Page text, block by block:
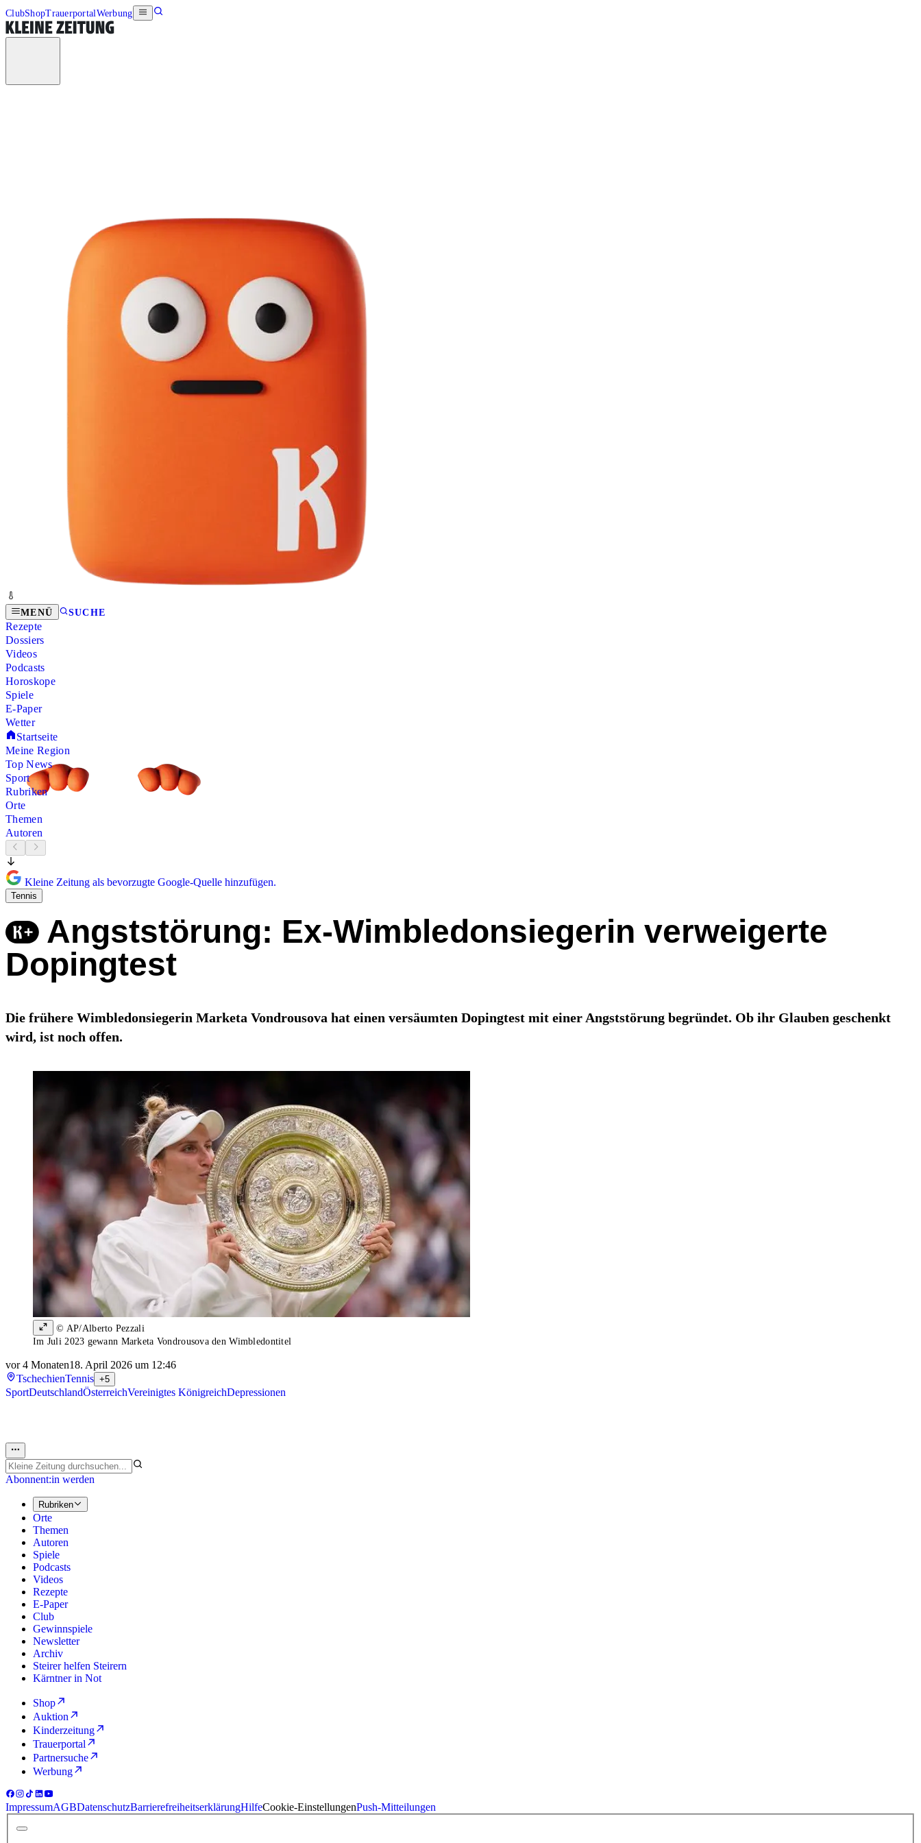
ClubShopTrauerportalWerbung
MENÜ SUCHE
Rezepte
Dossiers
Videos
Podcasts
Horoskope
Spiele
E-Paper
Wetter
Startseite
Meine Region
Top News
Sport
Rubriken
Orte
Themen
Autoren
Kleine Zeitung als bevorzugte Google-Quelle hinzufügen.
Tennis
Angststörung: Ex-Wimbledonsiegerin verweigerte
Dopingtest
Die frühere Wimbledonsiegerin Marketa Vondrousova hat einen versäumten Dopingtest mit einer Angststörung begründet. Ob ihr Glauben geschenkt
wird, ist noch offen.
© AP/Alberto Pezzali
Im Juli 2023 gewann Marketa Vondrousova den Wimbledontitel
vor 4 Monaten18. April 2026 um 12:46
TschechienTennis +5
SportDeutschlandÖsterreichVereinigtes KönigreichDepressionen
Abonnent:in werden
Rubriken
Orte
Themen
Autoren
Spiele
Podcasts
Videos
Rezepte
E-Paper
Club
Gewinnspiele
Newsletter
Archiv
Steirer helfen Steirern
Kärntner in Not
Shop
Auktion
Kinderzeitung
Trauerportal
Partnersuche
Werbung
ImpressumAGBDatenschutzBarrierefreiheitserklärungHilfeCookie-EinstellungenPush-Mitteilungen